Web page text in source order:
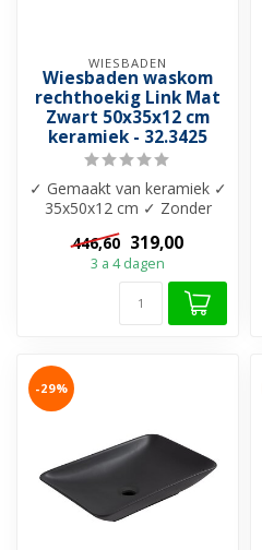
WIESBADEN
Wiesbaden waskom
rechthoekig Link Mat
Zwart 50x35x12 cm
keramiek - 32.3425
✓ Gemaakt van keramiek ✓
35x50x12 cm ✓ Zonder
overloop ✓ Leverbaar in
Wit en Mat...
446,60 319,00
3 a 4 dagen
-29%